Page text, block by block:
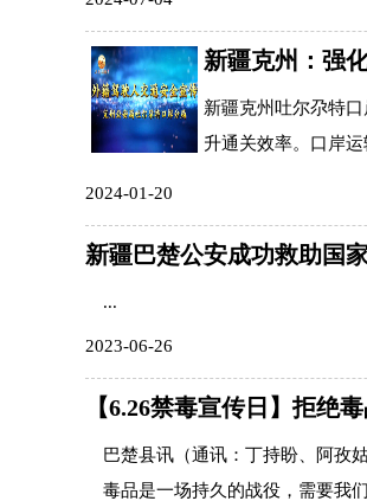
新疆克州：强
新疆克州吐尔尕特
升通关效率。口岸
2024-01-20
新疆巴楚公安成功救助国
...
2023-06-26
【6.26禁毒宣传日】拒绝
巴楚县讯（通讯：丁持盼、阿孜
毒品是一场持久的战役，需要我